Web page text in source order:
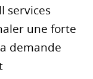
services
une forte
demande